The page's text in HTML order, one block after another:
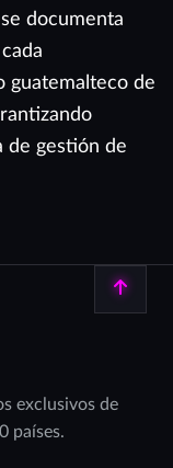
documenta
guatemalteco de
de gestión de
exclusivos de
países.